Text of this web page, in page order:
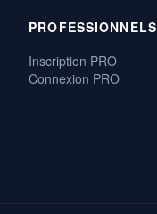
PROFESSIONNELS
Inscription PRO
Connexion PRO